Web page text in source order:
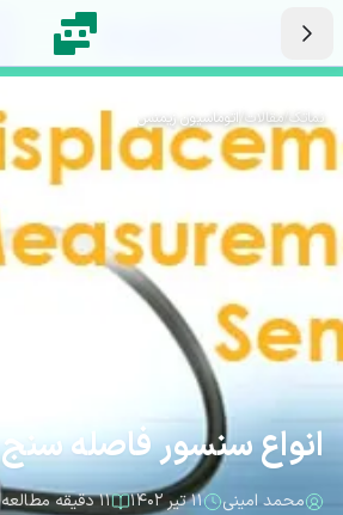
نماتک/مقالات/اتوماسیون زیمنس
انواع سنسور فاصله سنج
محمد امینی ۱۱ تیر ۱۴۰۲ ۱۱ دقیقه مطالعه